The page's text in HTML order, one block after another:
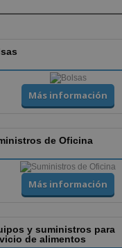
Más información
de Oficina
Más información
y suministros para
de alimentos